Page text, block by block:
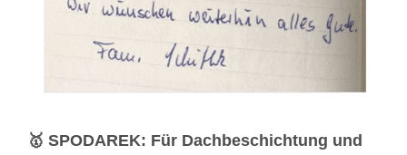
🥇 SPODAREK: Für Dachbeschichtung und